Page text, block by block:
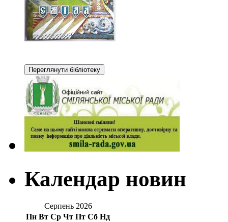
Календар новин
Серпень 2026
Пн Вт Ср Чт Пт Сб Нд